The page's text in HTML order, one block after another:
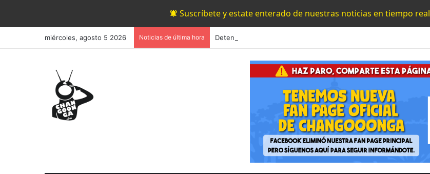
Suscríbete y estate enterado de nuestras noticias en tiempo real
miércoles, agosto 5 2026 Noticias de última hora